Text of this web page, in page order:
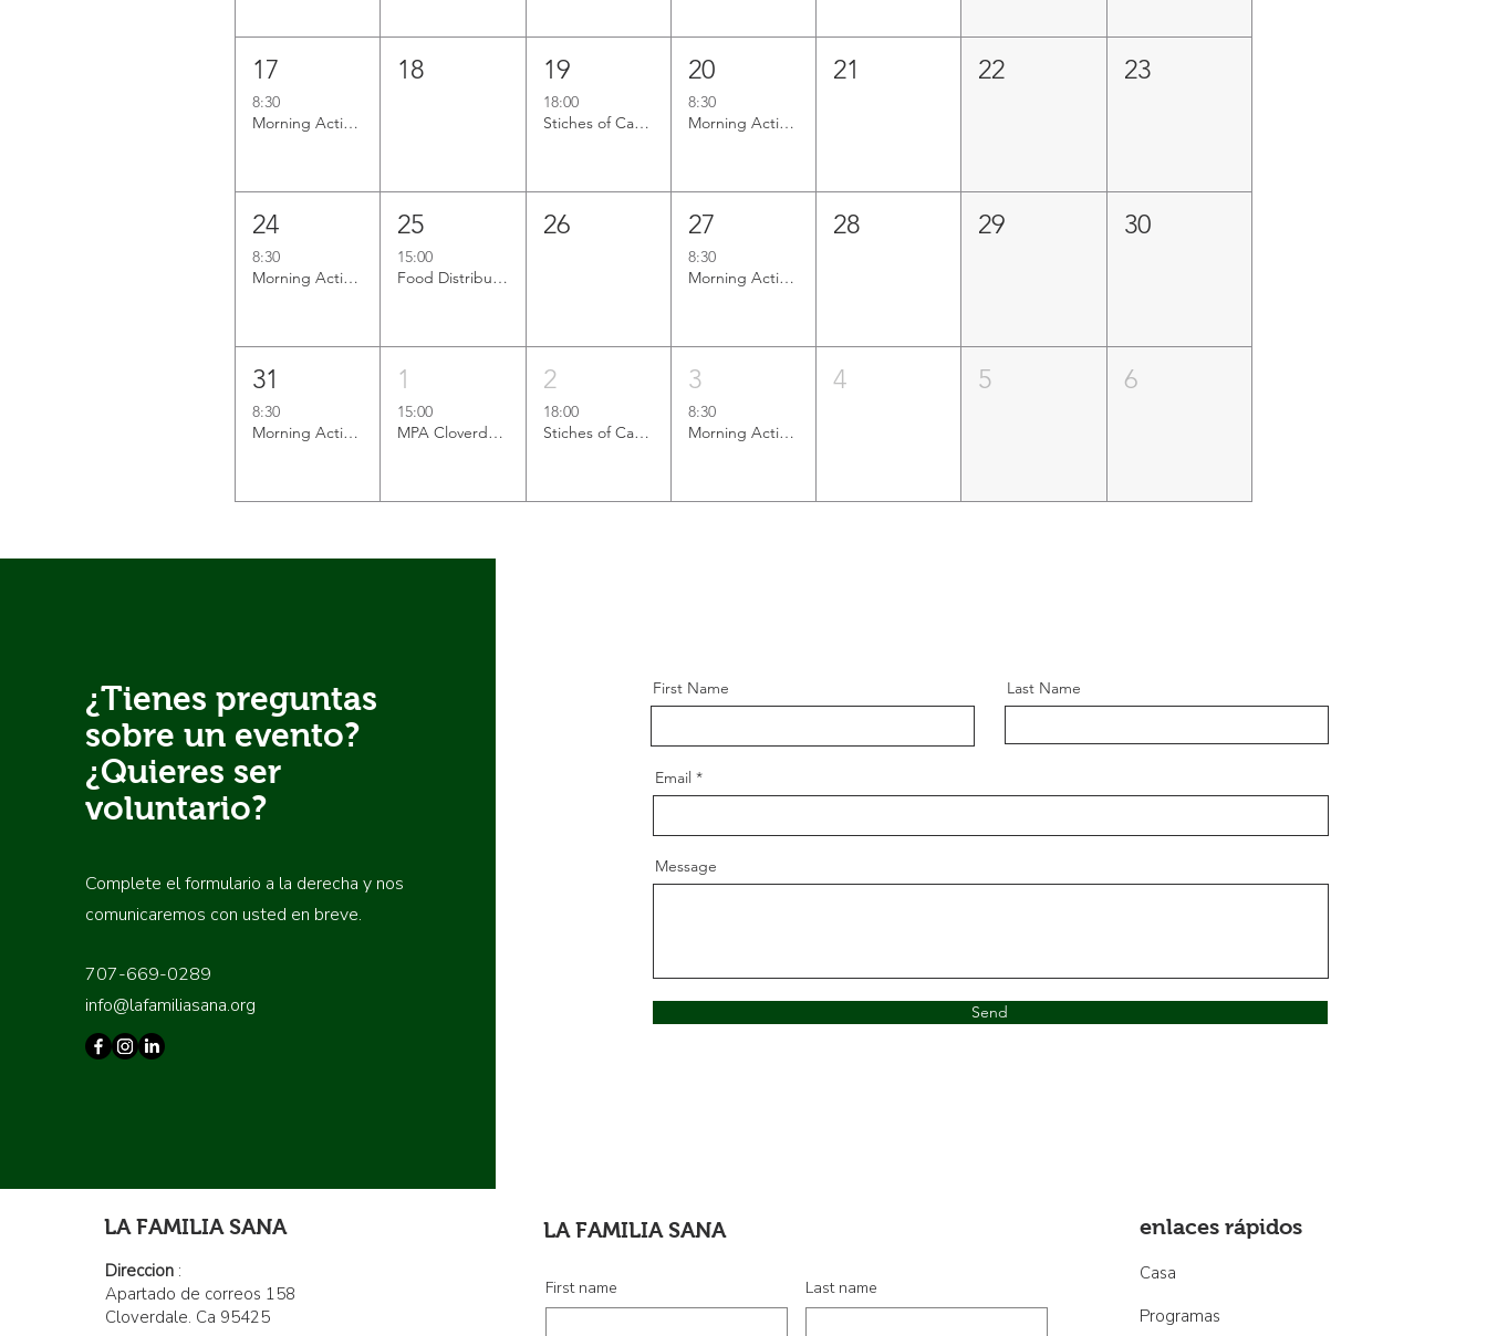
17
8:30
Morning Activation
18 19
18:00
Stiches of Care: Crochet Workshop
20
8:30
Morning Activation
21 22 23
24
8:30
Morning Activation
25
15:00
Food Distribution | Comida Sana
26 27
8:30
Morning Activation
28 29 30
31
8:30
Morning Activation
1
15:00
MPA Cloverdale Action Team
2
18:00
Stiches of Care: Crochet Workshop
3
8:30
Morning Activation
4 5 6
¿Tienes preguntas
sobre un evento?
¿Quieres ser
voluntario?
Complete el formulario a la derecha y nos
comunicaremos con usted en breve.
707-669-0289
info@lafamiliasana.org
First Name Last Name
Email
Message
Send
LA FAMILIA SANA
Direccion :
Apartado de correos 158
Cloverdale. Ca 95425
LA FAMILIA SANA
First name Last name
enlaces rápidos
Casa
Programas